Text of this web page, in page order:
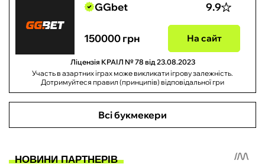
GGbet 9.9
150000 грн На сайт
Ліцензія КРАІЛ № 78 від 23.08.2023
Участь в азартних іграх може викликати ігрову залежність.
Дотримуйтеся правил (принципів) відповідальної гри
Всі букмекери